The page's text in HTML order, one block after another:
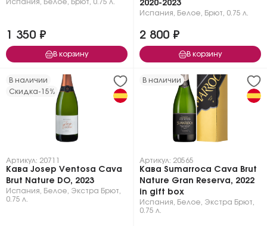
Испания Белое Брют 0.75 л.
1 350 ₽
В корзину
2020-2023
Испания Белое Брют 0.75 л.
2 800 ₽
В корзину
В наличии
Скидка-15%
Артикул: 20711
Кава Josep Ventosa Cava
Brut Nature DO, 2023
Испания Белое Экстра Брют
0.75 л.
В наличии
Артикул: 20565
Кава Sumarroca Cava Brut
Nature Gran Reserva, 2022
in gift box
Испания Белое Экстра Брют
0.75 л.